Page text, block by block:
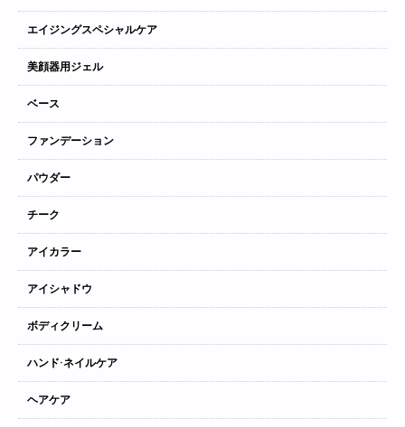
エイジングスペシャルケア
美顔器用ジェル
ベース
ファンデーション
パウダー
チーク
アイカラー
アイシャドウ
ボディクリーム
ハンド·ネイルケア
ヘアケア